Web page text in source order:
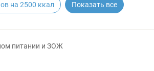
на 2500 ккал Показать все
питании и ЗОЖ